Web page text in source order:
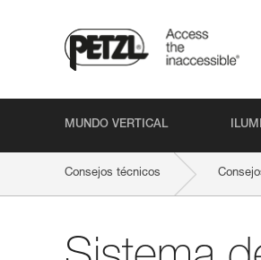
MUNDO VERTICAL
Consejos técnicos